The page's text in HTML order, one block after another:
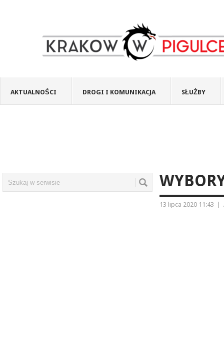
AKTUALNOŚCI DROGI I KOMUNIKACJA SŁUŻBY
13 lipca 2020 11:43